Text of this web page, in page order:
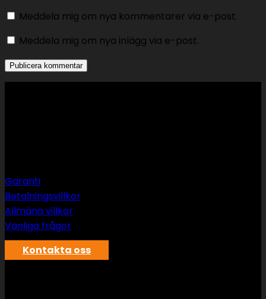
Meddela mig om nya kommentarer via e-post.
Meddela mig om nya inlägg via e-post.
Garanti
Betalningsvillkor
Allmäna villkor
Vanliga frågor
Kontakta oss